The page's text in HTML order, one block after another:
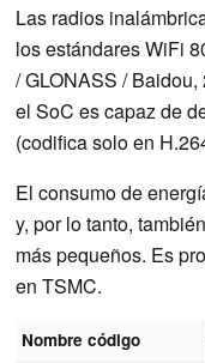
Las radios
los estándares WiFi
/ GLONASS / Baidou,
el SoC es capaz de
(codifica solo en
El consumo de
y, por lo tanto,
más pequeños. Es
en TSMC.
Nombre código